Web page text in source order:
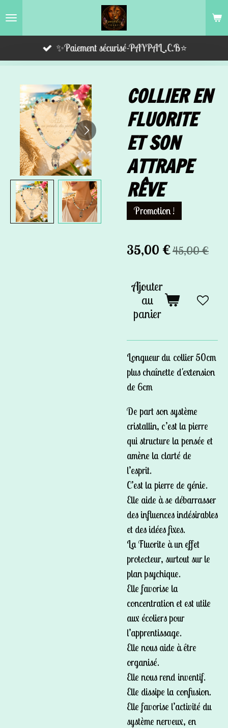
Passer
✨Paiement sécurisé-PAYPAL,C.B⭐️
COLLIER EN
FLUORITE
ET SON
ATTRAPE
RÊVE
Promotion !
35,00 €45,00 €
Ajouter
au
panier
Longueur du collier 50cm
plus chaînette d'extension
de 6cm
De part son système
cristallin, c’est la pierre
qui structure la pensée et
amène la clarté de
l’esprit.
C’est la pierre de génie.
Elle aide à se débarrasser
des influences indésirables
et des idées fixes.
La Fluorite à un effet
protecteur, surtout sur le
plan psychique.
Elle favorise la
concentration et est utile
aux écoliers pour
l’apprentissage.
Elle nous aide à être
organisé.
Elle nous rend inventif.
Elle dissipe la confusion.
Elle favorise l’activité du
système nerveux, en